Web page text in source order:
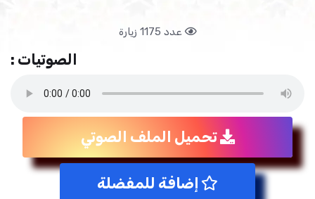
عدد 1175 زيارة
الصوتيات :
تحميل الملف الصوتي
إضافة للمفضلة